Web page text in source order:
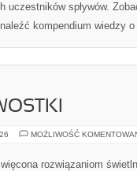
uczestników spływów.
kompendium wiedzy
MOŻLIWOŚĆ
rozwiązaniom